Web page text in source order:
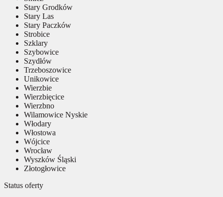
Stary Grodków
Stary Las
Stary Paczków
Strobice
Szklary
Szybowice
Szydłów
Trzeboszowice
Unikowice
Wierzbie
Wierzbięcice
Wierzbno
Wilamowice Nyskie
Włodary
Włostowa
Wójcice
Wrocław
Wyszków Śląski
Złotogłowice
Status oferty